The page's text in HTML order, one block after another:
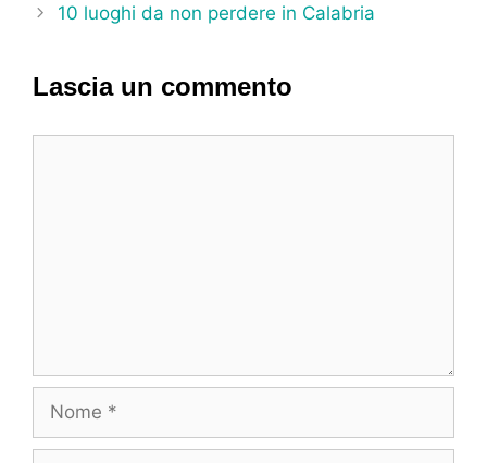
10 luoghi da non perdere in Calabria
Lascia un commento